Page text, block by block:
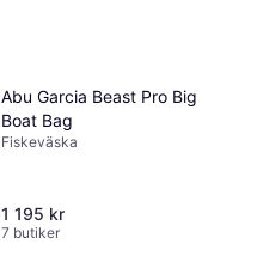
Abu Garcia Beast Pro Big
Boat Bag
Fiskeväska
1 195 kr
7 butiker